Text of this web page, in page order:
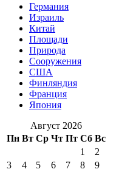
Германия
Израиль
Китай
Площади
Природа
Сооружения
США
Финляндия
Франция
Япония
Август 2026
Пн Вт Ср Чт Пт Сб Вс
1
2
3
4 5 6 7 8
9